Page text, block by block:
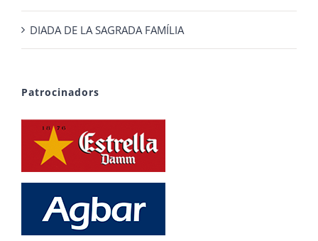
DIADA DE LA SAGRADA FAMÍLIA
Patrocinadors